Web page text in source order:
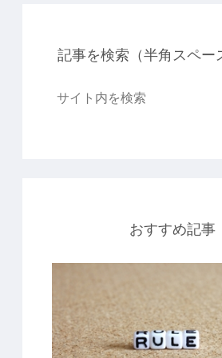
記事を検索（半角スペー
おすすめ記事